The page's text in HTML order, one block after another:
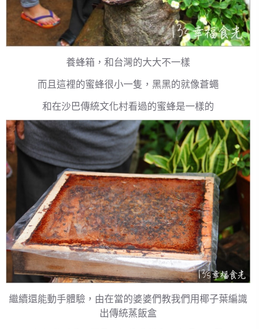
養蜂箱，和台灣的大大不一樣
而且這裡的蜜蜂很小一隻，黑黑的就像蒼蠅
和在沙巴傳統文化村看過的蜜蜂是一樣的
繼續還能動手體驗，由在當的婆婆們教我們用椰子葉編識
出傳統蒸飯盒